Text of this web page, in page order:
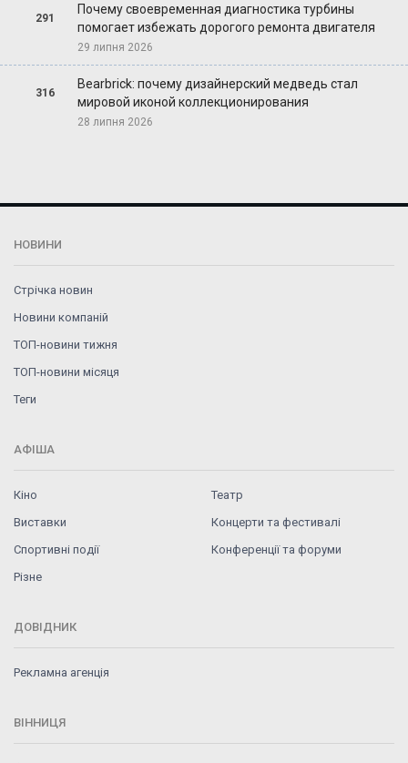
291
Почему своевременная диагностика турбины
помогает избежать дорогого ремонта двигателя
29 липня 2026
316
Bearbrick: почему дизайнерский медведь стал
мировой иконой коллекционирования
28 липня 2026
НОВИНИ
Стрічка новин
Новини компаній
ТОП-новини тижня
ТОП-новини місяця
Теги
АФІША
Кіно
Театр
Виставки
Концерти та фестивалі
Спортивні події
Конференції та форуми
Різне
ДОВІДНИК
Рекламна агенція
ВІННИЦЯ